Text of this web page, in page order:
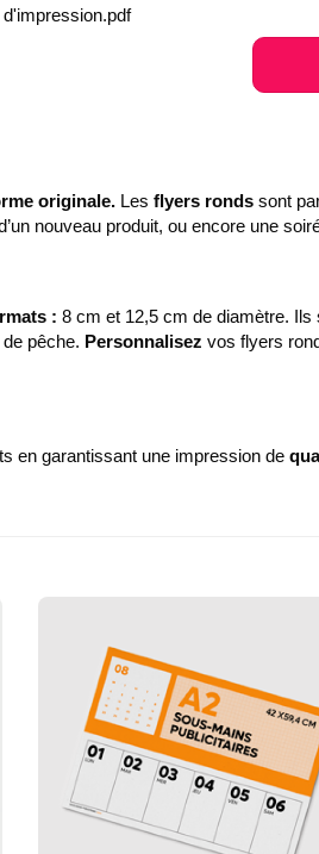
originale. Les flyers ronds sont
nouveau produit, ou encore une
: 8 cm et 12,5 cm de diamètre. Ils
pêche. Personnalisez vos flyers
en garantissant une impression de